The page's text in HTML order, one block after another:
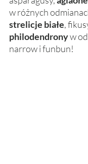
w różnych
strelicje białe,
philodendrony w
narrow i funbun!